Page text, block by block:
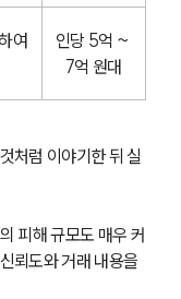
여
인당 5억 ~
7억 원대
처럼 이야기한 뒤 실
피해 규모도 매우 커
뢰도와 거래 내용을